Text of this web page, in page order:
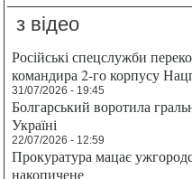
з відео
Російські спецслужби
командира 2-го корпусу
31/07/2026 - 19:45
Болгарський воротила
Україні
22/07/2026 - 12:59
Прокуратура мацає
накопичене